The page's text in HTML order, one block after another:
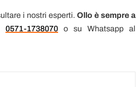
i nostri esperti.Ollo è sempre a
0571-1738070 o su Whatsapp al